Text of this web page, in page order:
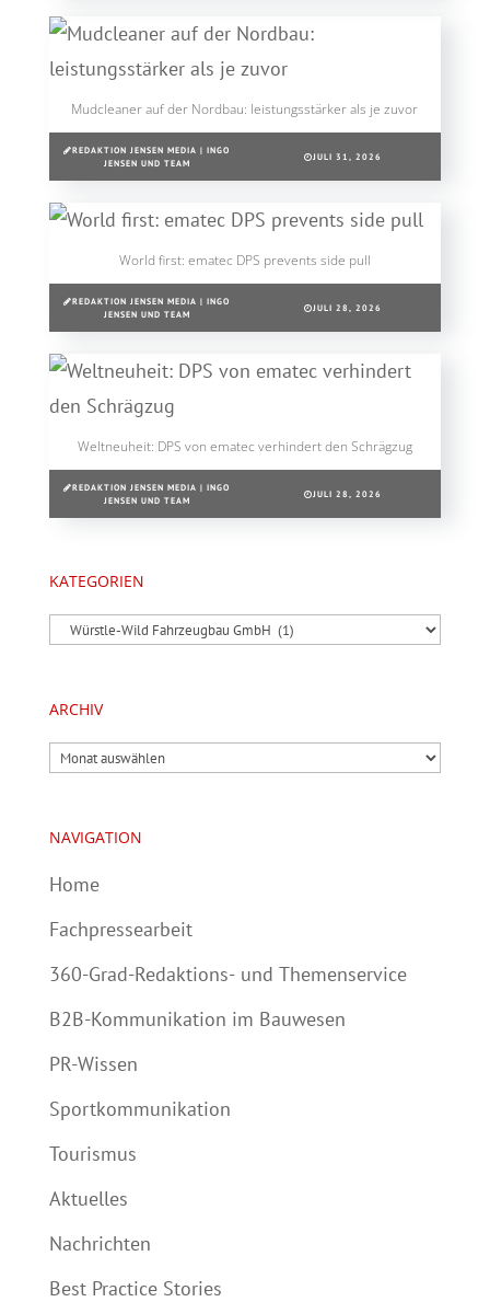
Mudcleaner auf der Nordbau: leistungsstärker als je zuvor
REDAKTION JENSEN MEDIA | INGO
JENSEN UND TEAM
JULI 31, 2026
World first: ematec DPS prevents side pull
REDAKTION JENSEN MEDIA | INGO
JENSEN UND TEAM
JULI 28, 2026
Weltneuheit: DPS von ematec verhindert den Schrägzug
REDAKTION JENSEN MEDIA | INGO
JENSEN UND TEAM
JULI 28, 2026
KATEGORIEN
Kategorien
ARCHIV
Archiv
NAVIGATION
Home
Fachpressearbeit
360-Grad-Redaktions- und Themenservice
B2B-Kommunikation im Bauwesen
PR-Wissen
Sportkommunikation
Tourismus
Aktuelles
Nachrichten
Best Practice Stories